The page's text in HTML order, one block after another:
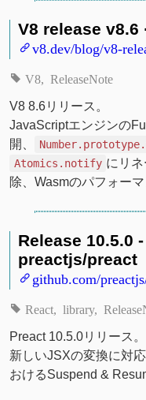
V8 release v8.6
v8.dev/blog/v8-
V8 ReleaseNote
V8 8.6リリース。
JavaScriptエンジンの
開、
Atomics.notify にリ
除、Wasmのパフォー
Release 10.5.0
preactjs/preact
github.com/
React library
Preact 10.5.0リリース。
新しいJSXの変換に対
おけるSuspend &